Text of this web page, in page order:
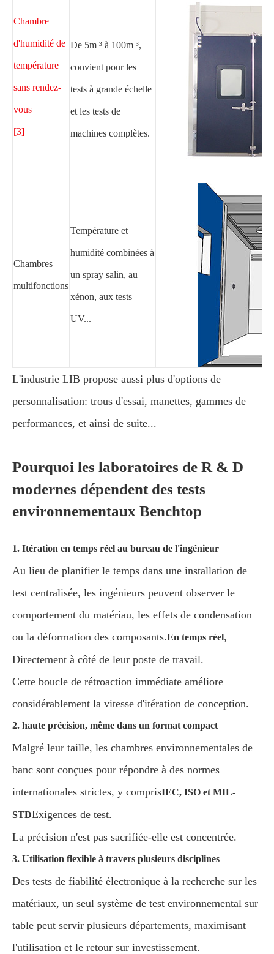
Chambre
d'humidité de
température
sans rendez-
vous
[3]
De 5m ³ à 100m ³,
convient pour les
tests à grande échelle
et les tests de
machines complètes.
Chambres
multifonctions
Température et
humidité combinées à
un spray salin, au
xénon, aux tests
UV...
L'industrie LIB propose aussi plus d'options de
personnalisation: trous d'essai, manettes, gammes de
performances, et ainsi de suite...
Pourquoi les laboratoires de R & D
modernes dépendent des tests
environnementaux Benchtop
1. Itération en temps réel au bureau de l'ingénieur
Au lieu de planifier le temps dans une installation de
test centralisée, les ingénieurs peuvent observer le
comportement du matériau, les effets de condensation
ou la déformation des composants.En temps réel,
Directement à côté de leur poste de travail.
Cette boucle de rétroaction immédiate améliore
considérablement la vitesse d'itération de conception.
2. haute précision, même dans un format compact
Malgré leur taille, les chambres environnementales de
banc sont conçues pour répondre à des normes
internationales strictes, y comprisIEC, ISO et MIL-
STDExigences de test.
La précision n'est pas sacrifiée-elle est concentrée.
3. Utilisation flexible à travers plusieurs disciplines
Des tests de fiabilité électronique à la recherche sur les
matériaux, un seul système de test environnemental sur
table peut servir plusieurs départements, maximisant
l'utilisation et le retour sur investissement.